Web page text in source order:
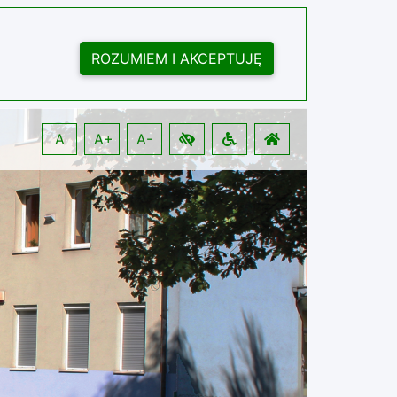
ROZUMIEM I AKCEPTUJĘ
A A+ A-